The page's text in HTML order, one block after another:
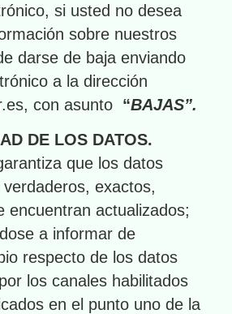
si usted no desea
sobre nuestros
darse de baja enviando
a la dirección
con asunto “BAJAS”.
DE LOS DATOS.
que los datos
exactos,
encuentran actualizados;
a informar de
respecto de los datos
los canales habilitados
en el punto uno de la